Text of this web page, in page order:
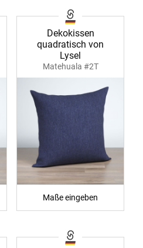
Dekokissen
quadratisch von
Lysel
Matehuala #2T
Maße eingeben